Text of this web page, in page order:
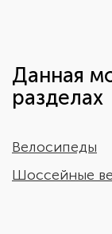
Данная
разделах
Велосипеды
Шоссейные